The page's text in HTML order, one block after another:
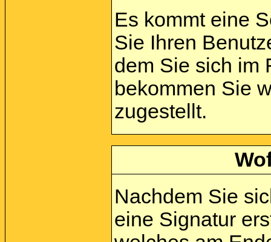
Es kommt eine
Sie Ihren
dem Sie sich im
bekommen Sie
zugestellt.
Nachdem Sie
eine Signatur